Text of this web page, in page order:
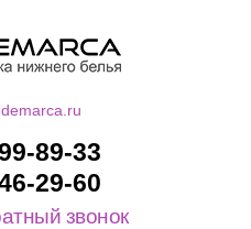
89-33
29-60
звонок